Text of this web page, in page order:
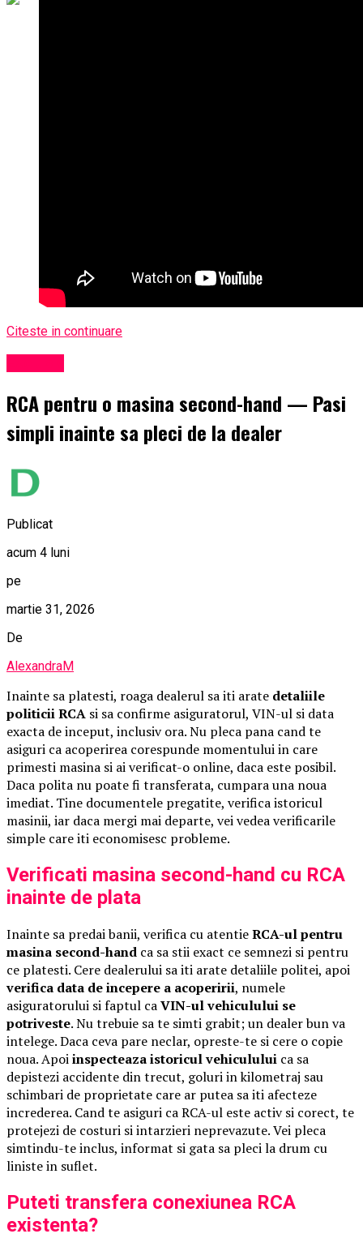
Citeste in continuare
RCA pentru o masina second-hand — Pasi
simpli inainte sa pleci de la dealer
Publicat
acum 4 luni
pe
martie 31, 2026
De
AlexandraM
Inainte sa platesti, roaga dealerul sa iti arate detaliile
politicii RCA si sa confirme asiguratorul, VIN-ul si data
exacta de inceput, inclusiv ora. Nu pleca pana cand te
asiguri ca acoperirea corespunde momentului in care
primesti masina si ai verificat-o online, daca este posibil.
Daca polita nu poate fi transferata, cumpara una noua
imediat. Tine documentele pregatite, verifica istoricul
masinii, iar daca mergi mai departe, vei vedea verificarile
simple care iti economisesc probleme.
Verificati masina second-hand cu RCA
inainte de plata
Inainte sa predai banii, verifica cu atentieRCA-ul pentru
masina second-hand ca sa stii exact ce semnezi si pentru
ce platesti. Cere dealerului sa iti arate detaliile politei, apoi
verifica data de incepere a acoperirii, numele
asiguratorului si faptul caVIN-ul vehiculului se
potriveste. Nu trebuie sa te simti grabit; un dealer bun va
intelege. Daca ceva pare neclar, opreste-te si cere o copie
noua. Apoiinspecteaza istoricul vehiculului ca sa
depistezi accidente din trecut, goluri in kilometraj sau
schimbari de proprietate care ar putea sa iti afecteze
increderea. Cand te asiguri ca RCA-ul este activ si corect, te
protejezi de costuri si intarzieri neprevazute. Vei pleca
simtindu-te inclus, informat si gata sa pleci la drum cu
liniste in suflet.
Puteti transfera conexiunea RCA
existenta?